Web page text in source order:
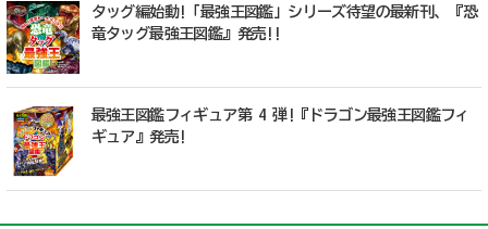
タッグ編始動!「最強王図鑑」シリーズ待望の最新刊、『恐
竜タッグ最強王図鑑』発売!!
最強王図鑑フィギュア第 4 弾!『ドラゴン最強王図鑑フィ
ギュア』発売!